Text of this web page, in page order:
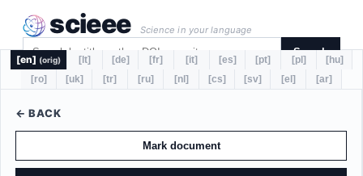
scieee Science in your language
Search
[en] (orig) [lt] [de] [fr] [it] [es] [pt] [pl]
[hu]
[ro]
[uk] [tr] [ru] [nl] [cs] [sv] [el] [ar]
← BACK
Mark document